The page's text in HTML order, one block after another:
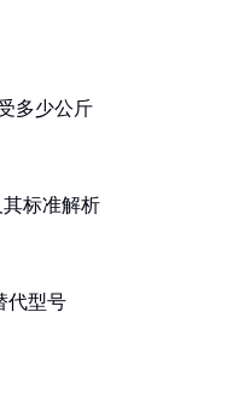
多少公斤
标准解析
代型号